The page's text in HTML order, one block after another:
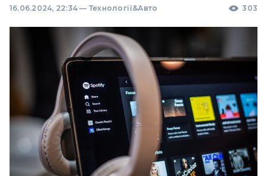
16.06.2024, 22:34 — Технології&Авто 303